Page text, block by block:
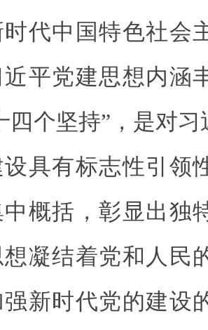
代中国特色社会
平党建思想内涵
四个坚持”，是对
具有标志性引领
概括，彰显出独
凝结着党和人民
新时代党的建设